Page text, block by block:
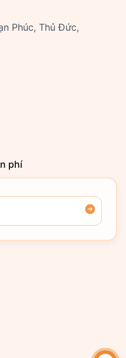
Phúc, Thủ Đức,
phí